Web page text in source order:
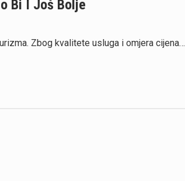
Bi I Još Bolje
Zbog kvalitete usluga i omjera cijena…